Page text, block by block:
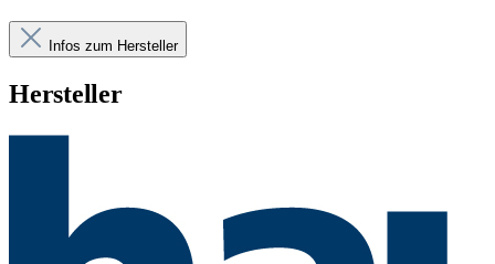
Infos zum Hersteller
Hersteller